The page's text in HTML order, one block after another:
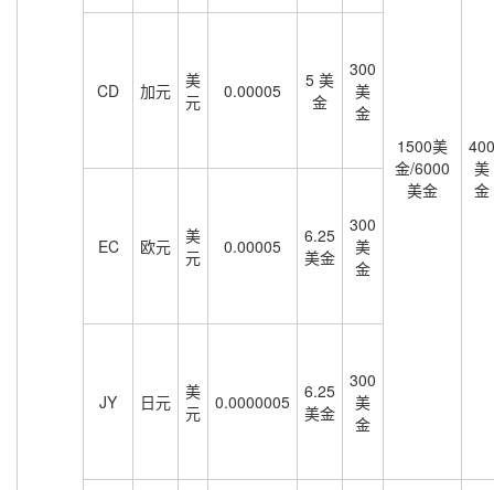
1500美
金/6000
美金
400
美
金
CD 加元
美
元
0.00005
5 美
金
300
美
金
EC 欧元
美
元
0.00005
6.25
美金
300
美
金
JY 日元
美
元
0.0000005
6.25
美金
300
美
金